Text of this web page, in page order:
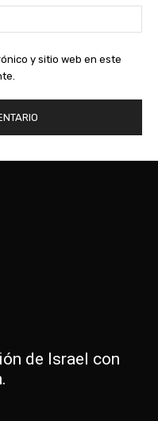
y sitio web en este
de Israel con